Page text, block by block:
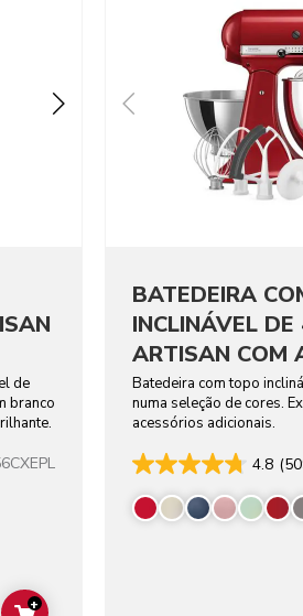
de
branco
+
BATEDEIRA
INCLINÁVEL DE
ARTISAN COM
ADICIONAIS
Batedeira com topo
numa seleção de cores.
acessórios adicionais.
4.8